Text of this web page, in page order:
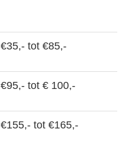
€35,- tot €85,-
€95,- tot € 100,-
€155,- tot €165,-